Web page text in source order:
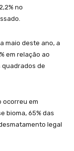
no
maio deste ano, a
em relação ao
quadrados de
ocorreu em
bioma, 65% das
legal